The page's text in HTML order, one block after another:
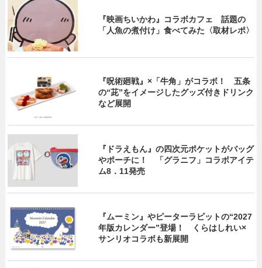
『映画ちいかわ』コラボカフェ 話題の
「人魚の煮付け」食べてみた〈取材レポ〉
『呪術廻戦』×「牛角」がコラボ！ 五条
の“茈”をイメージしたグッズ付きドリンク
など展開
『ドラえもん』の四次元ポケットがバッグ
やポーチに！ 「グラニフ」コラボアイテ
ム8．11発売
『ムーミン』やピーターラビットの“2027
年版カレンダー”登場！ くらはしれい×
サンリオコラボも新展開